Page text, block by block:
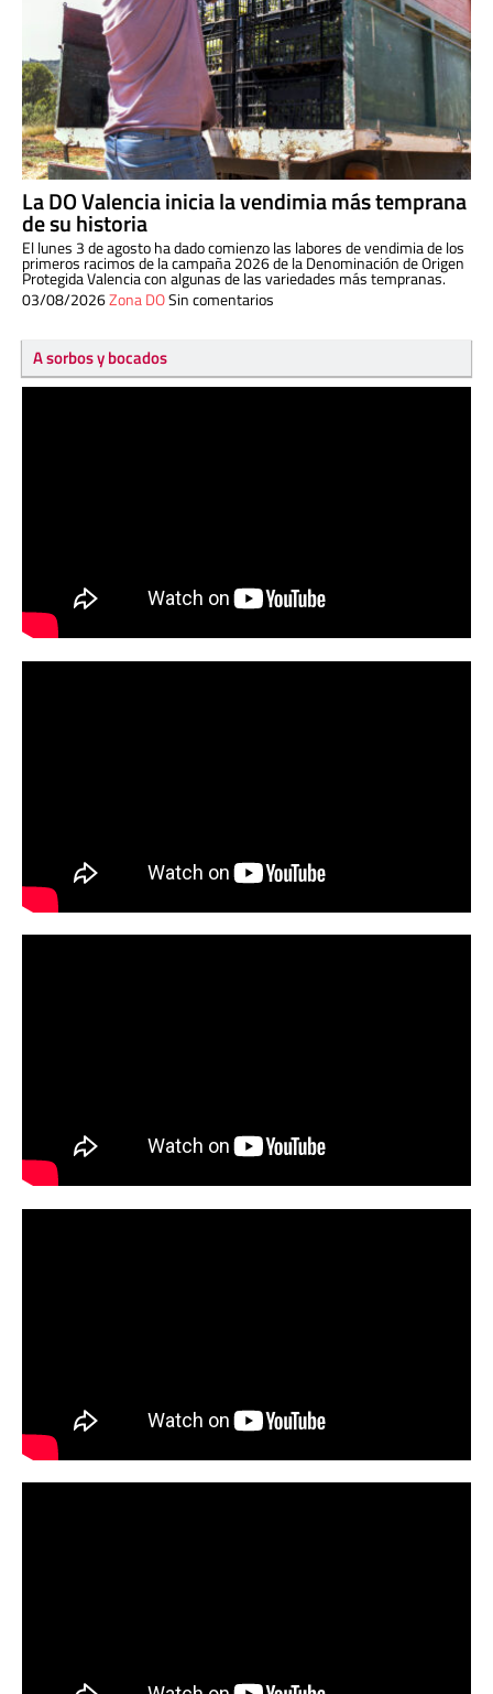
La DO Valencia inicia la vendimia más temprana
de su historia
El lunes 3 de agosto ha dado comienzo las labores de vendimia de los
primeros racimos de la campaña 2026 de la Denominación de Origen
Protegida Valencia con algunas de las variedades más tempranas.
03/08/2026Zona DOSin comentarios
A sorbos y bocados